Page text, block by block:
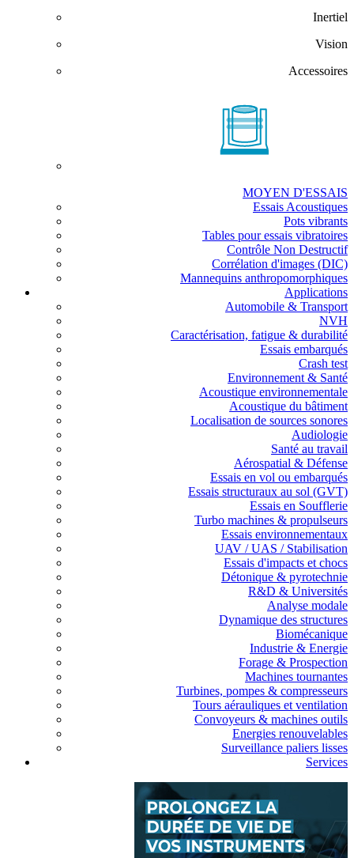
Inertiel
Vision
Accessoires
MOYEN D'ESSAIS
Essais Acoustiques
Pots vibrants
Tables pour essais vibratoires
Contrôle Non Destructif
Corrélation d'images (DIC)
Mannequins anthropomorphiques
Applications
Automobile & Transport
NVH
Caractérisation, fatigue & durabilité
Essais embarqués
Crash test
Environnement & Santé
Acoustique environnementale
Acoustique du bâtiment
Localisation de sources sonores
Audiologie
Santé au travail
Aérospatial & Défense
Essais en vol ou embarqués
Essais structuraux au sol (GVT)
Essais en Soufflerie
Turbo machines & propulseurs
Essais environnementaux
UAV / UAS / Stabilisation
Essais d'impacts et chocs
Détonique & pyrotechnie
R&D & Universités
Analyse modale
Dynamique des structures
Biomécanique
Industrie & Energie
Forage & Prospection
Machines tournantes
Turbines, pompes & compresseurs
Tours aérauliques et ventilation
Convoyeurs & machines outils
Energies renouvelables
Surveillance paliers lisses
Services